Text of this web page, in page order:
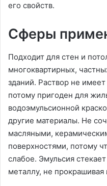
его свойств.
Сферы
Подходит для стен и
многоквартирных,
зданий. Раствор не
потому пригоден для
водоэмульсионной
другие материалы. Не
масляными,
поверхностями, потому
слабое. Эмульсия
металлу, не прокрашивая